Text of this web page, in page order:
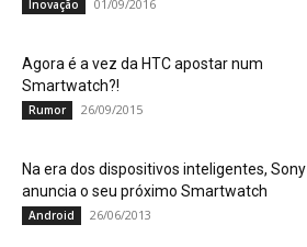
Inovação 01/09/2016
Agora é a vez da HTC apostar num
Smartwatch?!
Rumor 26/09/2015
Na era dos dispositivos inteligentes, Sony
anuncia o seu próximo Smartwatch
Android 26/06/2013